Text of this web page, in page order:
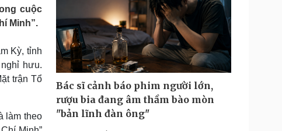
Doanh nghiệp
Thông tin doanh nghiệp
Doanh nghiệp 24h
Doanh nhân
Vì cộng đồng
Công nghệ
Sành điệu
Tin Công nghệ
Trải nghiệm
Chuyển đổi số
Săn Tour
Podcast
Đọc truyện đêm khuya
cuộc
Minh”.
Kỳ, tỉnh
hưu.
trận Tổ
làm theo
Bác sĩ cảnh báo phim người lớn,
rượu bia đang âm thầm bào mòn
"bản lĩnh đàn ông"